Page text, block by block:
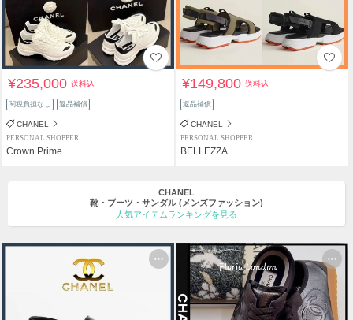
¥235,000送料込
関税負担なし 返品補償
CHANEL
PERSONAL SHOPPER
Crown Prime
¥149,800送料込
返品補償
CHANEL
PERSONAL SHOPPER
BELLEZZA
CHANEL
靴・ブーツ・サンダル (メンズファッション)
人気アイテムランキングを見る